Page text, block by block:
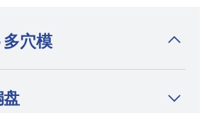
穴模
× 400 × 75 毫米